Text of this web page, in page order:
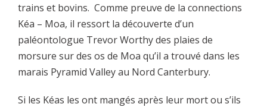
trains et bovins. Comme preuve de la connections
Kéa – Moa, il ressort la découverte d’un
paléontologue Trevor Worthy des plaies de
morsure sur des os de Moa qu’il a trouvé dans les
marais Pyramid Valley au Nord Canterbury.
Si les Kéas les ont mangés après leur mort ou s’ils